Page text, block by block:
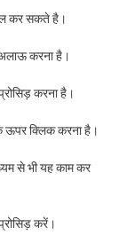
कर सकते है।
करना है।
करना है।
क्लिक करना है।
से भी यह काम कर
करें।